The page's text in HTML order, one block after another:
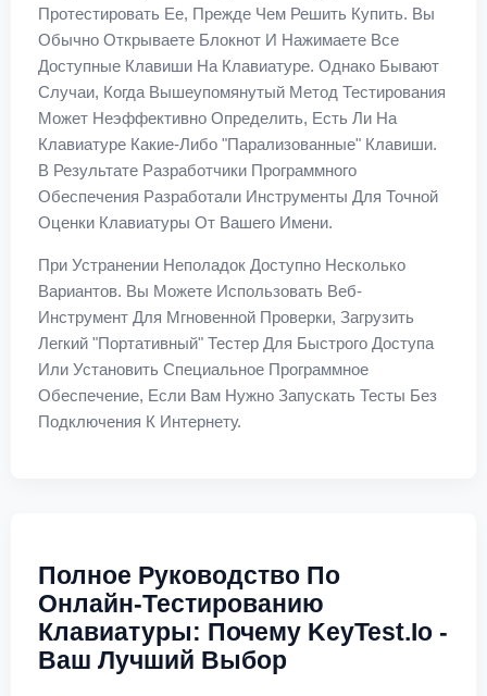
Протестировать Ее, Прежде Чем Решить Купить. Вы
Обычно Открываете Блокнот И Нажимаете Все
Доступные Клавиши На Клавиатуре. Однако Бывают
Случаи, Когда Вышеупомянутый Метод Тестирования
Может Неэффективно Определить, Есть Ли На
Клавиатуре Какие-Либо "парализованные" Клавиши.
В Результате Разработчики Программного
Обеспечения Разработали Инструменты Для Точной
Оценки Клавиатуры От Вашего Имени.
При Устранении Неполадок Доступно Несколько
Вариантов. Вы Можете Использовать Веб-
Инструмент Для Мгновенной Проверки, Загрузить
Легкий "портативный" Тестер Для Быстрого Доступа
Или Установить Специальное Программное
Обеспечение, Если Вам Нужно Запускать Тесты Без
Подключения К Интернету.
Полное Руководство По
Онлайн-Тестированию
Клавиатуры: Почему KeyTest.io -
Ваш Лучший Выбор